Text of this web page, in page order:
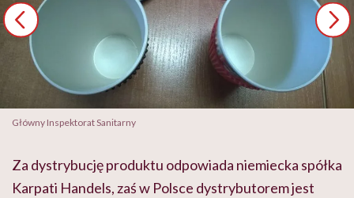
Główny Inspektorat Sanitarny
Za dystrybucję produktu odpowiada niemiecka spółka
Karpati Handels, zaś w Polsce dystrybutorem jest